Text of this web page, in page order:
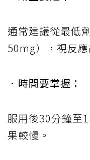
通常建議從最低
50mg），視反
．時間要掌握：
服用後30分鐘至
果較慢。